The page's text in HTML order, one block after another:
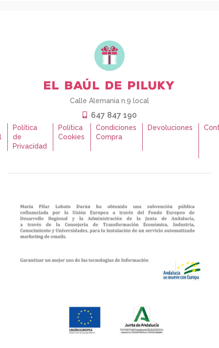
Calle Alemania n.9 local
647 847 190
Política
de
Privacidad
Política
Cookies
Condiciones
Compra
Devoluciones